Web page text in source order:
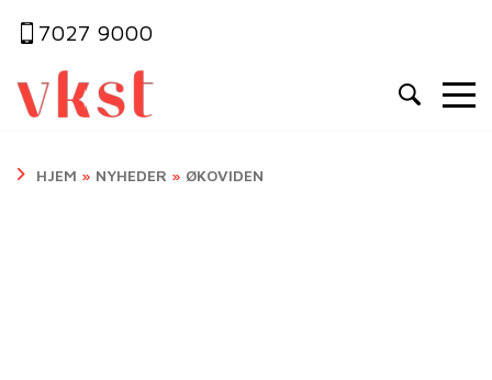
7027 9000
HJEM » NYHEDER » ØKOVIDEN